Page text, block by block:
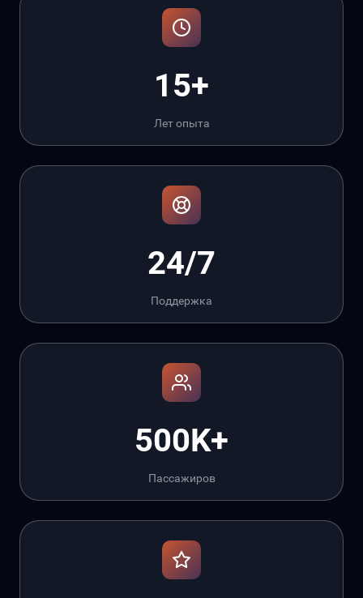
15+
Лет опыта
24/7
Поддержка
500K+
Пассажиров